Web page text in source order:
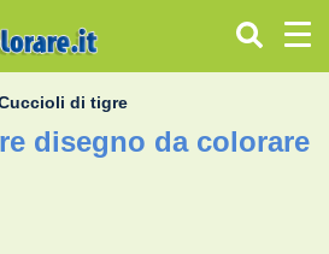
di tigre
disegno da colorare